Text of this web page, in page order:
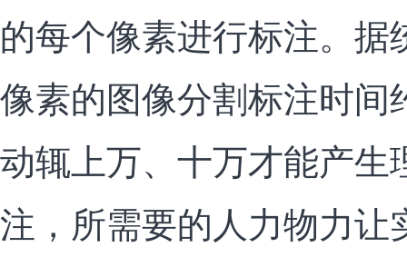
的每个像素进行标注。据
像素的图像分割标注时间
动辄上万、十万才能产生
注，所需要的人力物力让